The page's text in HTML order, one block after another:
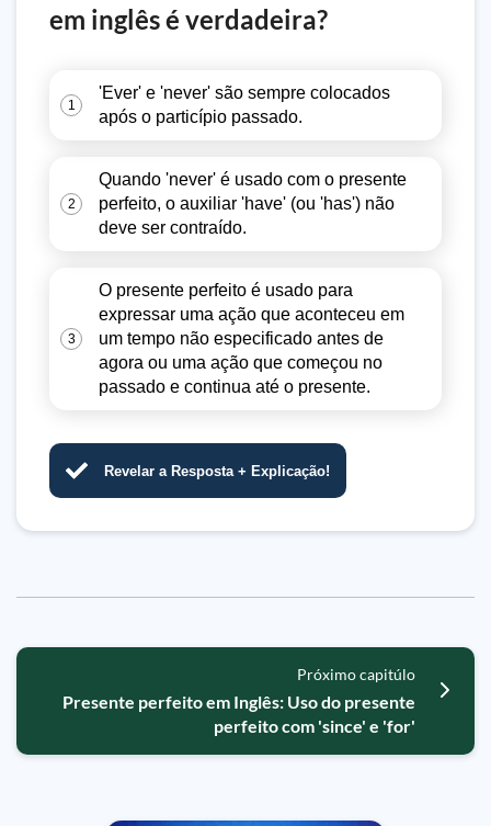
em inglês é verdadeira?
1
'Ever' e 'never' são sempre colocados
após o particípio passado.
2
Quando 'never' é usado com o presente
perfeito, o auxiliar 'have' (ou 'has') não
deve ser contraído.
3
O presente perfeito é usado para
expressar uma ação que aconteceu em
um tempo não especificado antes de
agora ou uma ação que começou no
passado e continua até o presente.
Revelar a Resposta + Explicação!
Próximo capitúlo
Presente perfeito em Inglês: Uso do presente
perfeito com 'since' e 'for'